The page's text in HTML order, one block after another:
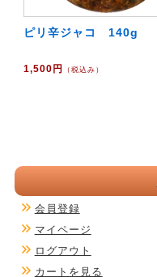
ピリ辛ジャコ 140g
1,500円 （税込み）
会員登録
マイページ
ログアウト
カートを見る